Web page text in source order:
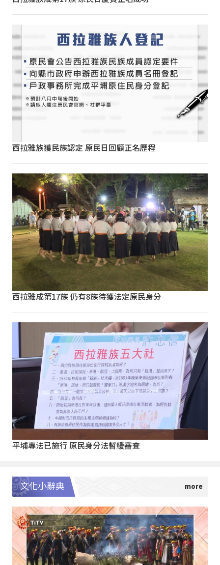
西拉雅族獲民族認定 原民日回顧正名歷程
西拉雅成第17族 仍有8族待獲法定原民身分
平埔專法已施行 原民身分法暫緩審查
文化小辭典